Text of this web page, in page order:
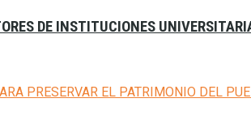
DE INSTITUCIONES